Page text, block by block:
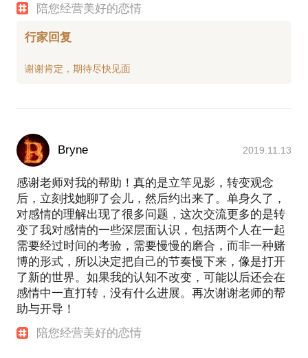
陪您经营美好的恋情
行家回复
Bryne 2019.11.13
感谢老师对我的帮助！真的是立竿见影，转变观念
后，立刻找她聊了会儿，然后约出来了。单身久了，
对感情的理解出现了很多问题，这次交流更多的是转
变了我对感情的一些深层面认识，包括两个人在一起
需要经过时间的考验，需要慢慢的磨合，而非一种赌
博的形式，所以决定把自己的节奏慢下来，像是打开
了新的世界。如果我的认知不改变，可能以后还会在
感情中一直打转，没有什么进展。再次谢谢老师的帮
助与开导！
陪您经营美好的恋情